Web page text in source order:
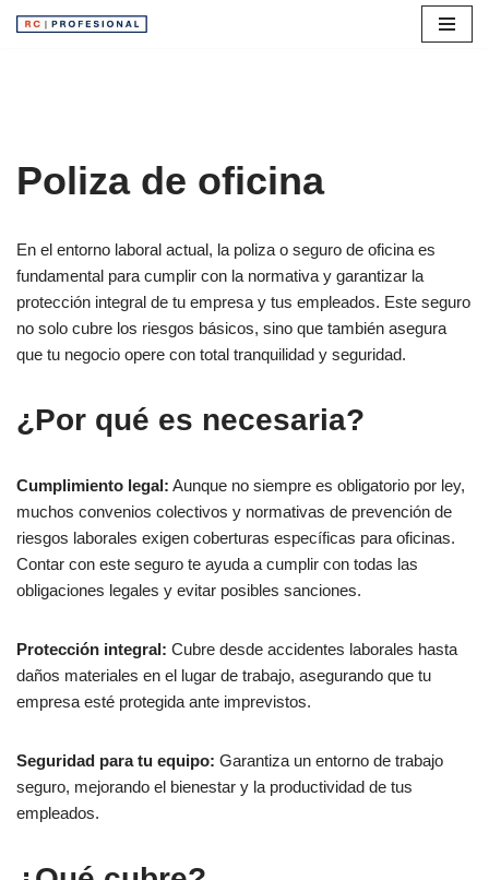
Poliza de oficina
En el entorno laboral actual, la poliza o seguro de oficina es
fundamental para cumplir con la normativa y garantizar la
protección integral de tu empresa y tus empleados. Este seguro
no solo cubre los riesgos básicos, sino que también asegura
que tu negocio opere con total tranquilidad y seguridad.
¿Por qué es necesaria?
Cumplimiento legal: Aunque no siempre es obligatorio por ley,
muchos convenios colectivos y normativas de prevención de
riesgos laborales exigen coberturas específicas para oficinas.
Contar con este seguro te ayuda a cumplir con todas las
obligaciones legales y evitar posibles sanciones.
Protección integral: Cubre desde accidentes laborales hasta
daños materiales en el lugar de trabajo, asegurando que tu
empresa esté protegida ante imprevistos.
Seguridad para tu equipo: Garantiza un entorno de trabajo
seguro, mejorando el bienestar y la productividad de tus
empleados.